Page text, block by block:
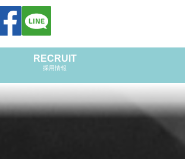
RECRUIT
採用情報